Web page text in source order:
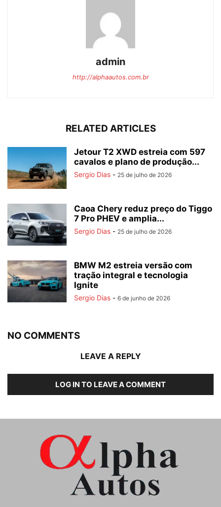
admin
http://alphaautos.com.br
RELATED ARTICLES
Jetour T2 XWD estreia com 597
cavalos e plano de produção...
Sergio Dias - 25 de julho de 2026
Caoa Chery reduz preço do Tiggo
7 Pro PHEV e amplia...
Sergio Dias - 25 de julho de 2026
BMW M2 estreia versão com
tração integral e tecnologia
Ignite
Sergio Dias - 6 de junho de 2026
NO COMMENTS
LEAVE A REPLY
LOG IN TO LEAVE A COMMENT